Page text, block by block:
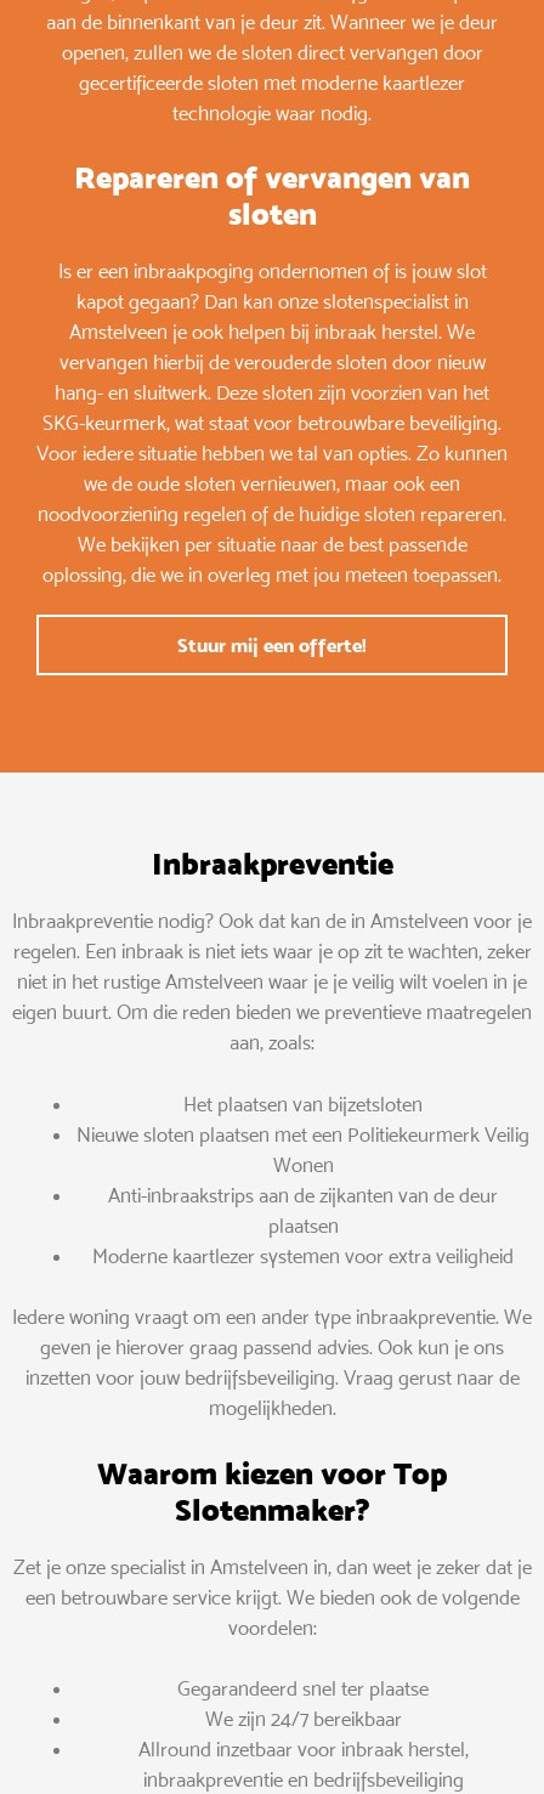
aan de binnenkant van je deur zit. Wanneer we je deur
openen, zullen we de sloten direct vervangen door
gecertificeerde sloten met moderne kaartlezer
technologie waar nodig.
Repareren of vervangen van
sloten
Is er een inbraakpoging ondernomen of is jouw slot
kapot gegaan? Dan kan onze slotenspecialist in
Amstelveen je ook helpen bij inbraak herstel. We
vervangen hierbij de verouderde sloten door nieuw
hang- en sluitwerk. Deze sloten zijn voorzien van het
SKG-keurmerk, wat staat voor betrouwbare beveiliging.
Voor iedere situatie hebben we tal van opties. Zo kunnen
we de oude sloten vernieuwen, maar ook een
noodvoorziening regelen of de huidige sloten repareren.
We bekijken per situatie naar de best passende
oplossing, die we in overleg met jou meteen toepassen.
Stuur mij een offerte!
Inbraakpreventie
Inbraakpreventie nodig? Ook dat kan de in Amstelveen voor je
regelen. Een inbraak is niet iets waar je op zit te wachten, zeker
niet in het rustige Amstelveen waar je je veilig wilt voelen in je
eigen buurt. Om die reden bieden we preventieve maatregelen
aan, zoals:
Het plaatsen van bijzetsloten
Nieuwe sloten plaatsen met een Politiekeurmerk Veilig
Wonen
Anti-inbraakstrips aan de zijkanten van de deur
plaatsen
Moderne kaartlezer systemen voor extra veiligheid
Iedere woning vraagt om een ander type inbraakpreventie. We
geven je hierover graag passend advies. Ook kun je ons
inzetten voor jouw bedrijfsbeveiliging. Vraag gerust naar de
mogelijkheden.
Waarom kiezen voor Top
Slotenmaker?
Zet je onze specialist in Amstelveen in, dan weet je zeker dat je
een betrouwbare service krijgt. We bieden ook de volgende
voordelen:
Gegarandeerd snel ter plaatse
We zijn 24/7 bereikbaar
Allround inzetbaar voor inbraak herstel,
inbraakpreventie en bedrijfsbeveiliging